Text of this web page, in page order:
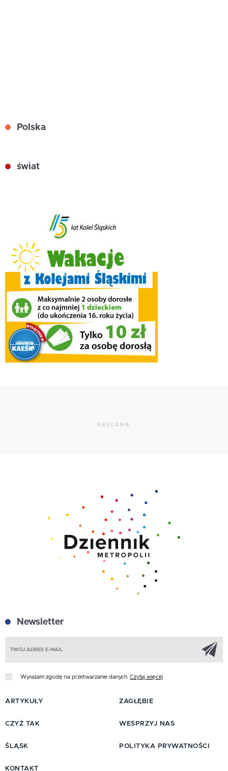
Polska
świat
REKLAMA
Newsletter
Wyrażam zgodę na przetwarzanie danych. Czytaj więcej
ARTYKUŁY
CZYŻ TAK
ŚLĄSK
ZAGŁĘBIE
WESPRZYJ NAS
POLITYKA PRYWATNOŚCI
KONTAKT